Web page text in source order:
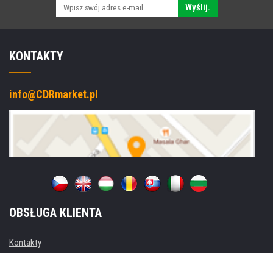
Wyślij.
KONTAKTY
info@CDRmarket.pl
OBSŁUGA KLIENTA
Kontakty